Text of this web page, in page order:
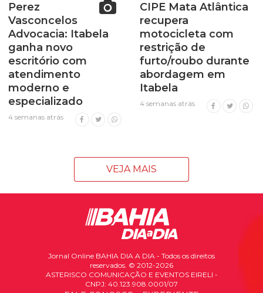
Perez
Vasconcelos
Advocacia: Itabela
ganha novo
escritório com
atendimento
moderno e
especializado
4 semanas atrás
CIPE Mata Atlântica
recupera
motocicleta com
restrição de
furto/roubo durante
abordagem em
Itabela
4 semanas atrás
VEJA MAIS
Jornal Online BAHIA DIA A DIA - Todos os direitos
reservados. © 2012-2026
ASTERISCO COMUNICAÇÃO E EVENTOS EIRELI -
CNPJ: 40.123.908.0001/07